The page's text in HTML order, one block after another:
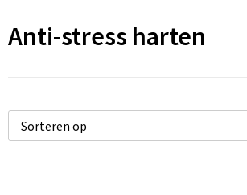
Anti-stress harten